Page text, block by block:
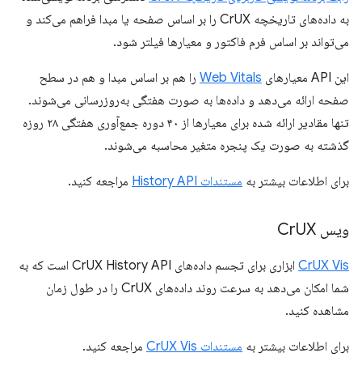
به داده‌های تاریخچه CrUX را بر اساس صفحه یا مبدا فراهم می‌کند و
می‌تواند بر اساس فرم فاکتور و معیارها فیلتر شود.
این API معیارهای Web Vitals را هم بر اساس مبدا و هم در سطح
صفحه ارائه می‌دهد و داده‌ها به صورت هفتگی به‌روزرسانی می‌شوند.
تنها مقادیر ارائه شده برای معیارها از ۴۰ دوره جمع‌آوری هفتگی ۲۸ روزه
گذشته به صورت یک پنجره متغیر محاسبه می‌شوند.
برای اطلاعات بیشتر به مستندات History API مراجعه کنید.
ویس Cr UX
CrUX Vis
ابزاری برای تجسم داده‌های CrUX History API است که به
شما امکان می‌دهد به سرعت روند داده‌های CrUX را در طول زمان
مشاهده کنید.
برای اطلاعات بیشتر به مستندات CrUX Vis مراجعه کنید.